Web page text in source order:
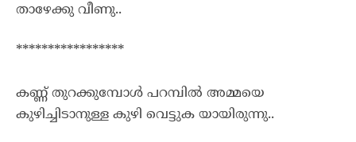
താഴേക്കു വീണു..
*****************
കണ്ണ് തുറക്കുമ്പോൾ പറമ്പിൽ അമ്മയെ
കുഴിച്ചിടാനുള്ള കുഴി വെട്ടുക യായിരുന്നു..